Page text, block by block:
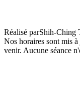
Réalisé parShih-Ching
Nos horaires sont mis
venir. Aucune séance